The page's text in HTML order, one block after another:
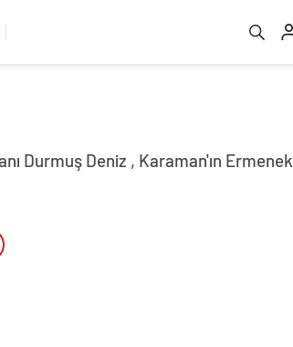
Durmuş Deniz , Karaman'ın Ermenek